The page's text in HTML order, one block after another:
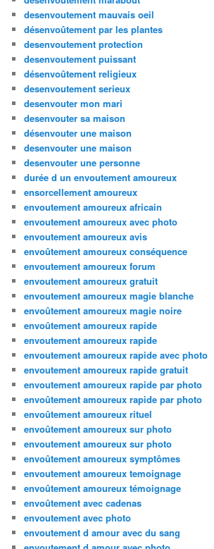
desenvoutement mauvais oeil
désenvoûtement par les plantes
desenvoutement protection
desenvoutement puissant
désenvoûtement religieux
desenvoutement serieux
desenvouter mon mari
desenvouter sa maison
désenvouter une maison
desenvouter une maison
desenvouter une personne
durée d un envoutement amoureux
ensorcellement amoureux
envoutement amoureux africain
envoutement amoureux avec photo
envoutement amoureux avis
envoûtement amoureux conséquence
envoutement amoureux forum
envoutement amoureux gratuit
envoutement amoureux magie blanche
envoûtement amoureux magie noire
envoûtement amoureux rapide
envoutement amoureux rapide
envoutement amoureux rapide avec photo
envoutement amoureux rapide gratuit
envoutement amoureux rapide par photo
envoûtement amoureux rapide par photo
envoûtement amoureux rituel
envoûtement amoureux sur photo
envoutement amoureux sur photo
envoûtement amoureux symptômes
envoutement amoureux temoignage
envoûtement amoureux témoignage
envoûtement avec cadenas
envoutement avec photo
envoutement d amour avec du sang